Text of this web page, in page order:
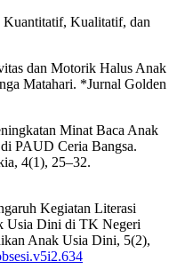
Kualitatif, dan
dan Motorik Halus Anak
Matahari. *Jurnal Golden
Minat Baca Anak
PAUD Ceria Bangsa.
4(1), 25–32.
Kegiatan Literasi
Usia Dini di TK Negeri
Anak Usia Dini, 5(2),